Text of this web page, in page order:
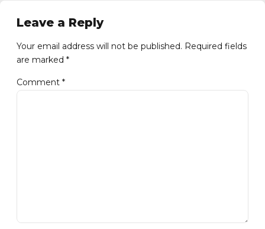
Leave a Reply
Your email address will not be published. Required fields
are marked *
Comment *